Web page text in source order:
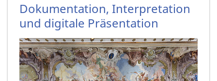
Dokumentation, Interpretation
und digitale Präsentation